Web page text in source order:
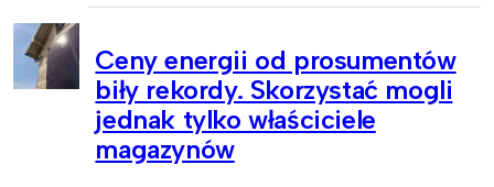
Ceny energii od prosumentów
biły rekordy. Skorzystać mogli
jednak tylko właściciele
magazynów